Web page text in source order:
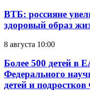
ВТБ: россияне
здоровый образ
8 августа 10:00
Более 500 детей в
Федерального
детей и